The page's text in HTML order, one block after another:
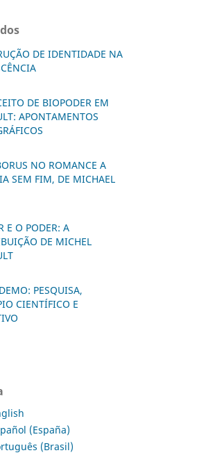
DE IDENTIDADE NA
DE BIOPODER EM
APONTAMENTOS
NO ROMANCE A
SEM FIM, DE MICHAEL
E O PODER: A
DE MICHEL
PESQUISA,
CIENTÍFICO E
(España)
(Brasil)